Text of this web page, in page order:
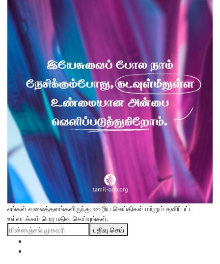
எங்கள் வலைத்தளங்களிருந்து ஊழிய செய்திகள் மற்றும் தனிப்பட்ட
உள்ளடக்கம் பெற பதிவு செய்யுங்கள்.
பதிவு செய்